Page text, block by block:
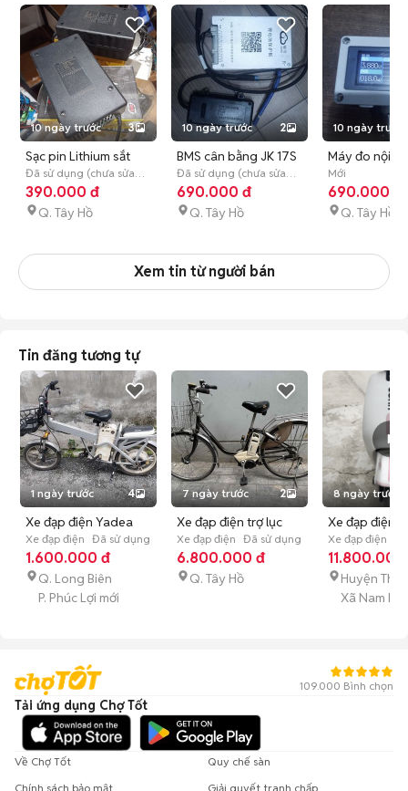
10 ngày trước 3
Sạc pin Lithium sắt
48V 10A quạt tản
nhiệt
Đã sử dụng (chưa sửa
chữa)
390.000 đ
Q. Tây Hồ
10 ngày trước 2
BMS cân bằng JK 17S
60-100A
Đã sử dụng (chưa sửa
chữa)
690.000 đ
Q. Tây Hồ
10 ngày trước
Máy đo nội
Dưới 400V
Mới
690.000 đ
Q. Tây Hồ
Xem tin từ người bán
Tin đăng tương tự
1 ngày trước 4
Xe đạp điện Yadea
Bạc Đã qua sử dụng
Xe đạp điện Đã sử dụng
1.600.000 đ
Q. Long Biên
P. Phúc Lợi mới
7 ngày trước 2
Xe đạp điện trợ lục
nhật bản Nâu 26 inch
Xe đạp điện Đã sử dụng
6.800.000 đ
Q. Tây Hồ
8 ngày trước
Xe đạp điện
Trắng hồng
Xe đạp điện
Nam
Đã sử
Huyện
Xã Nam
109.000 Bình chọn
Tải ứng dụng Chợ Tốt
Về Chợ Tốt
Quy chế sàn
Chính sách bảo mật
Giải quyết tranh chấp